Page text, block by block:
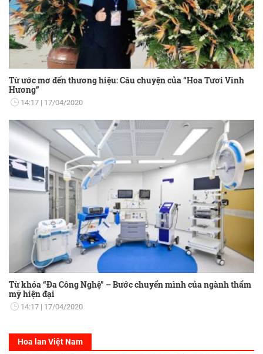
Từ ước mơ đến thương hiệu: Câu chuyện của “Hoa Tươi Vinh
Hương”
14:17 17/04/2020
Từ khóa “Đa Công Nghệ” – Bước chuyển mình của ngành thẩm
mỹ hiện đại
14:17 17/04/2020
Hoa lan Việt Nam